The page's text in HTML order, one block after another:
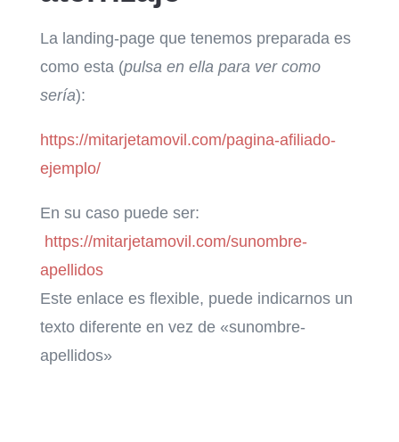
La landing-page que tenemos preparada es
como esta (pulsa en ella para ver como
sería):
https://mitarjetamovil.com/pagina-afiliado-
ejemplo/
En su caso puede ser:
https://mitarjetamovil.com/sunombre-
apellidos
Este enlace es flexible, puede indicarnos un
texto diferente en vez de «sunombre-
apellidos»